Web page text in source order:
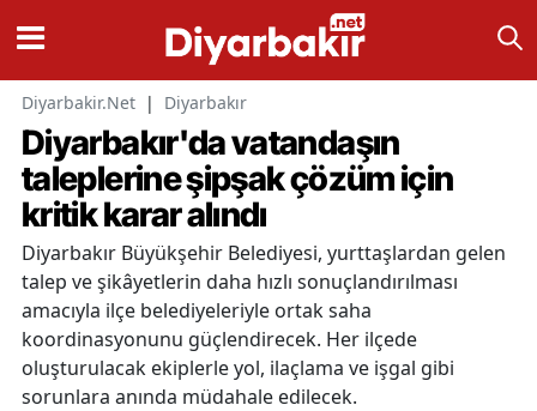
Diyarbakir.Net | Diyarbakır
Diyarbakır'da vatandaşın
taleplerine şipşak çözüm için
kritik karar alındı
Diyarbakır Büyükşehir Belediyesi, yurttaşlardan gelen
talep ve şikâyetlerin daha hızlı sonuçlandırılması
amacıyla ilçe belediyeleriyle ortak saha
koordinasyonunu güçlendirecek. Her ilçede
oluşturulacak ekiplerle yol, ilaçlama ve işgal gibi
sorunlara anında müdahale edilecek.